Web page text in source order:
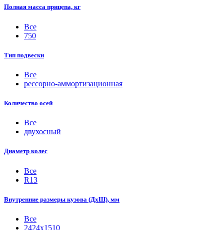
Полная масса прицепа, кг
Все
750
Тип подвески
Все
рессорно-аммортизационная
Количество осей
Все
двухосный
Диаметр колес
Все
R13
Внутренние размеры кузова (ДхШ), мм
Все
2424х1510